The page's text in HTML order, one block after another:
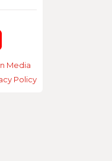
Media
Policy